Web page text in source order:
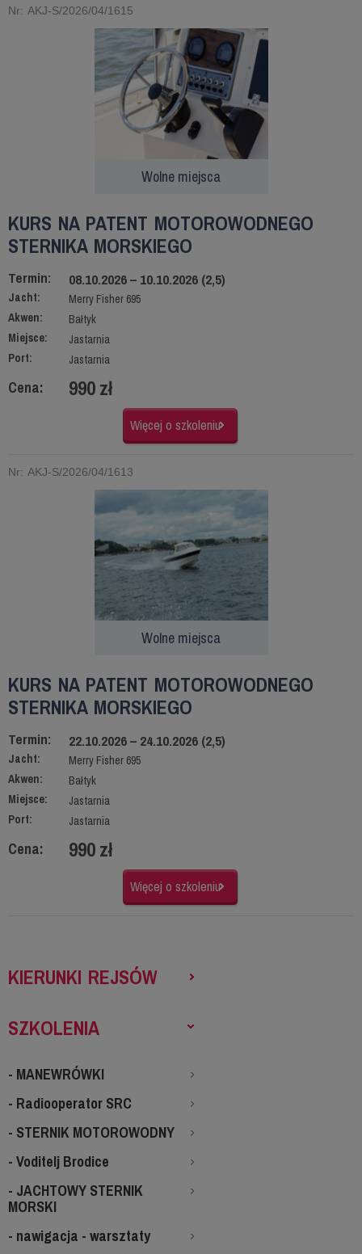
Nr: AKJ-S/2026/04/1615
Wolne miejsca
KURS NA PATENT MOTOROWODNEGO
STERNIKA MORSKIEGO
Termin: 08.10.2026 – 10.10.2026 (2,5)
Jacht:
Merry Fisher 695
Akwen:
Bałtyk
Miejsce:
Jastarnia
Port:
Jastarnia
Cena: 990 zł
Więcej o szkoleniu
Nr: AKJ-S/2026/04/1613
Wolne miejsca
KURS NA PATENT MOTOROWODNEGO
STERNIKA MORSKIEGO
Termin: 22.10.2026 – 24.10.2026 (2,5)
Jacht:
Merry Fisher 695
Akwen:
Bałtyk
Miejsce:
Jastarnia
Port:
Jastarnia
Cena: 990 zł
Więcej o szkoleniu
KIERUNKI REJSÓW
SZKOLENIA
- MANEWRÓWKI
- Radiooperator SRC
- STERNIK MOTOROWODNY
- Voditelj Brodice
- JACHTOWY STERNIK
MORSKI
- nawigacja - warsztaty